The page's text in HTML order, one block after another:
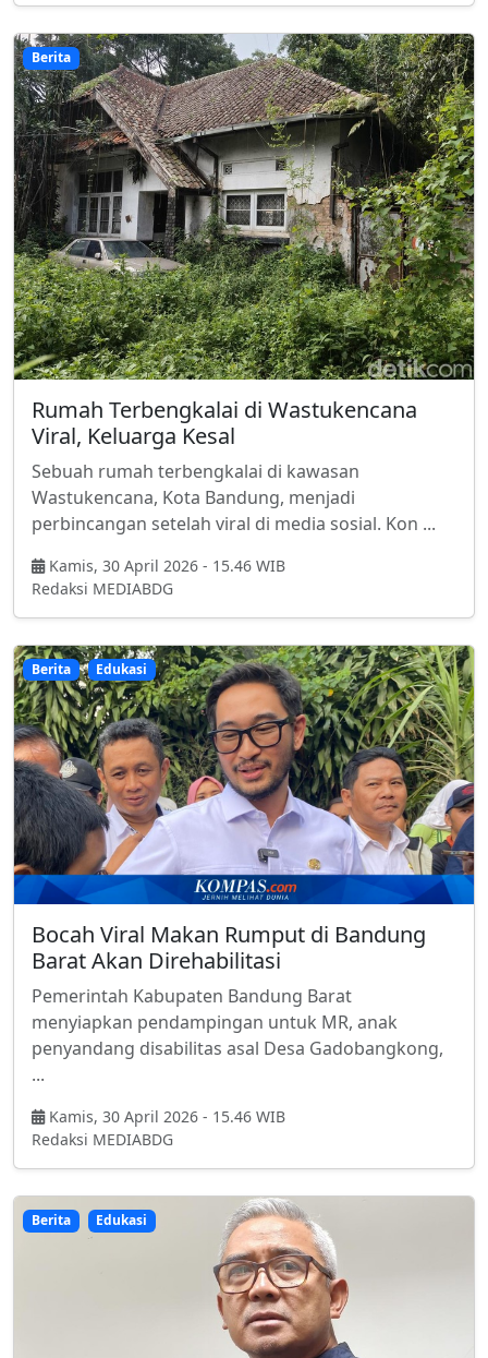
Berita
Rumah Terbengkalai di Wastukencana
Viral, Keluarga Kesal
Sebuah rumah terbengkalai di kawasan
Wastukencana, Kota Bandung, menjadi
perbincangan setelah viral di media sosial. Kon ...
Kamis, 30 April 2026 - 15.46 WIB
Redaksi MEDIABDG
Berita Edukasi
Bocah Viral Makan Rumput di Bandung
Barat Akan Direhabilitasi
Pemerintah Kabupaten Bandung Barat
menyiapkan pendampingan untuk MR, anak
penyandang disabilitas asal Desa Gadobangkong,
...
Kamis, 30 April 2026 - 15.46 WIB
Redaksi MEDIABDG
Berita Edukasi